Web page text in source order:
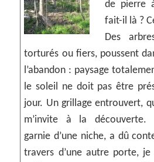
de pierre
fait-il là ?
Des
torturés ou fiers, poussent
l’abandon : paysage
le soleil ne doit pas être
jour. Un grillage entrouvert,
m’invite à la découverte.
garnie d’une niche, a dû
travers d’une autre porte,